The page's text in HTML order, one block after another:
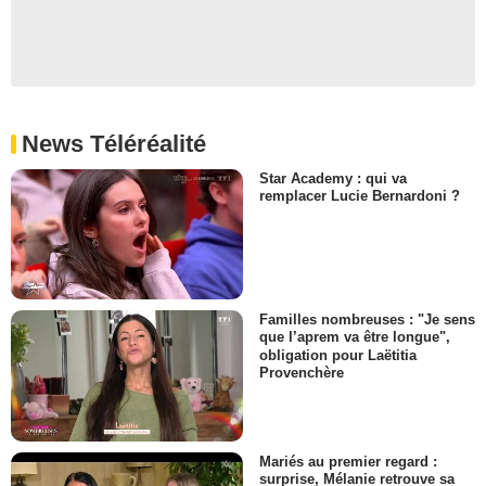
News Téléréalité
Star Academy : qui va
remplacer Lucie Bernardoni ?
Familles nombreuses : "Je sens
que l’aprem va être longue",
obligation pour Laëtitia
Provenchère
Mariés au premier regard :
surprise, Mélanie retrouve sa